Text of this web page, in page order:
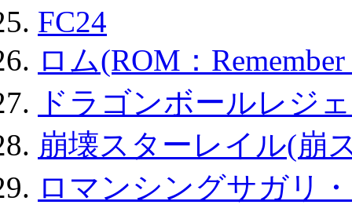
FC24
ロム(ROM：
ドラゴンボールレジ
崩壊スターレイル(崩
ロマンシングサガリ